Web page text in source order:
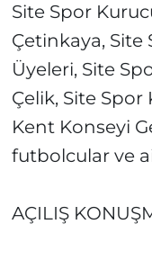
Site Spor
Çetinkaya,
Üyeleri, Site
Çelik, Site Spor
Kent Konseyi
futbolcular ve
AÇILIŞ